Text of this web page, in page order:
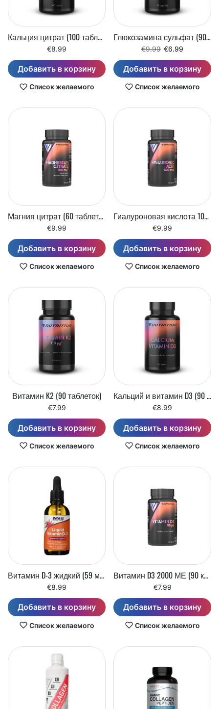
Кальция цитрат (100 таблеток)
€8.99
Добавить в корзину
Список желаемого
Глюкозамина сульфат (90 капсул)
Регулярная цена
€9.99 Цена со
€6.99
Добавить в корзину
Список желаемого
Магния цитрат (60 таблеток)
€9.99
Добавить в корзину
Список желаемого
Гиалуроновая кислота 100 мг (60 капсул)
€9.99
Добавить в корзину
Список желаемого
Витамин K2 (90 таблеток)
€7.99
Добавить в корзину
Список желаемого
Кальций и витамин D3 (90 таблеток)
€8.99
Добавить в корзину
Список желаемого
Витамин D-3 жидкий (59 мл)
€8.99
Добавить в корзину
Список желаемого
Витамин D3 2000 МЕ (90 капсул)
€7.99
Добавить в корзину
Список желаемого